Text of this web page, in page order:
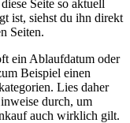
Seite so aktuell
ist, siehst du ihn direkt
Seiten.
ein Ablaufdatum oder
Beispiel einen
Lies daher
durch, um
auch wirklich gilt.